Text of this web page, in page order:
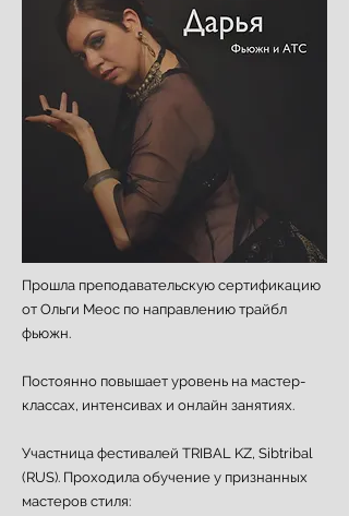
Прошла преподавательскую сертификацию
от Ольги Меос по направлению трайбл
фьюжн.
Постоянно повышает уровень на мастер-
классах, интенсивах и онлайн занятиях.
Участница фестивалей TRIBAL KZ, Sibtribal
(RUS). Проходила обучение у признанных
мастеров стиля: